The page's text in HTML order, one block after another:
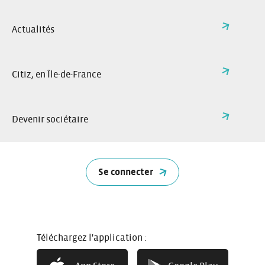
Actualités
Citiz, en Île-de-France
Devenir sociétaire
Se connecter
Téléchargez l'application :
1er réseau coopératif d’autopartage
chez vous